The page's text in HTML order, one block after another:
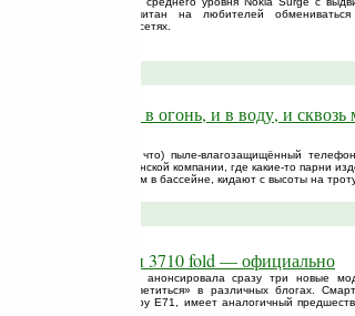
Смартфон рассчитан на любителей
в различных социальных сетях.
— с ней можно «и в огонь, и в воду, и сквозь
анонсированный (пока что) пыле-влагозащищённый
роликах от финской компании, где какие-то парни
в пиво, плавают с ним в бассейне, кидают с высоты на
5530 XpressMusic и 3710 fold — официально
сегодня официально анонсировала сразу три новые
до этого «засветиться» в различных блогах.
успешную карьеру E71, имеет аналогичный